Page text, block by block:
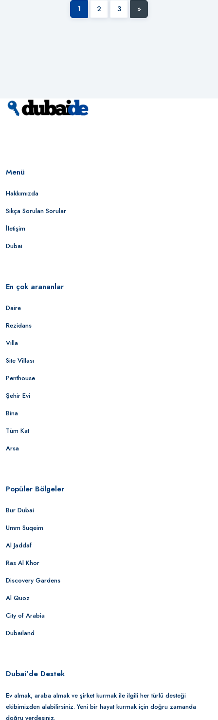
1 2 3 »
Menü
Hakkımızda
Sıkça Sorulan Sorular
İletişim
Dubai
En çok arananlar
Daire
Rezidans
Villa
Site Villası
Penthouse
Şehir Evi
Bina
Tüm Kat
Arsa
Popüler Bölgeler
Bur Dubai
Umm Suqeim
Al Jaddaf
Ras Al Khor
Discovery Gardens
Al Quoz
City of Arabia
Dubailand
Dubai'de Destek
Ev almak, araba almak ve şirket kurmak ile ilgili her türlü desteği
ekibimizden alabilirsiniz. Yeni bir hayat kurmak için doğru zamanda
doğru yerdesiniz.